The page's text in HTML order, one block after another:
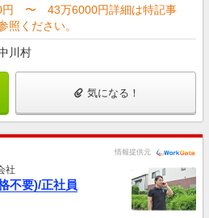
〜 43万6000円詳細は特記事
照ください。
川村
気になる！
情報提供元
社
不要)/正社員